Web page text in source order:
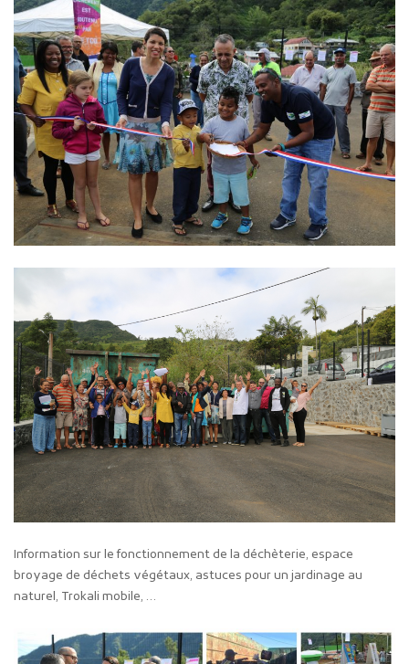
Information sur le fonctionnement de la déchèterie, espace
broyage de déchets végétaux, astuces pour un jardinage au
naturel, Trokali mobile, …